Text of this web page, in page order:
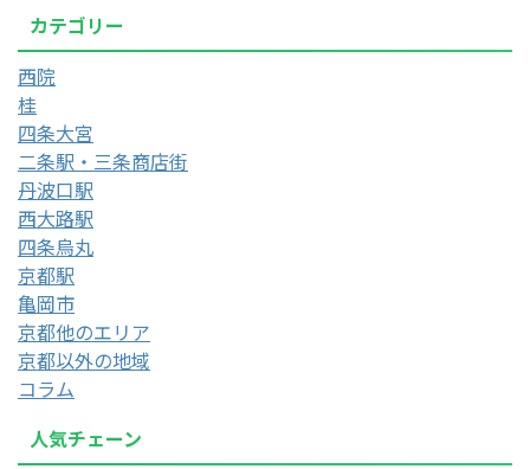
カテゴリー
西院
桂
四条大宮
二条駅・三条商店街
丹波口駅
西大路駅
四条烏丸
京都駅
亀岡市
京都他のエリア
京都以外の地域
コラム
人気チェーン